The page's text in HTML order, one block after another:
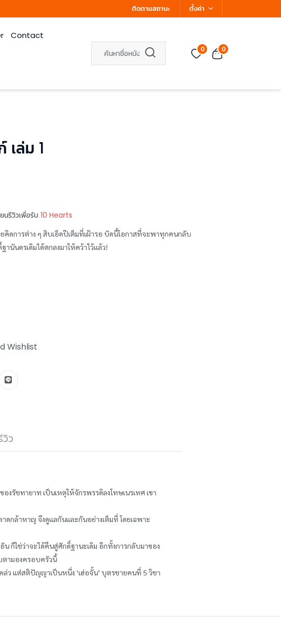
ติดตามสถานะ ตั้งค่า
Contact
0 0
เล่ม 1
นรีวิวเพื่อรับ 10 Hearts
ดการต่าง ๆ สิบเอ็ดปีเต็มที่เฝ้ารอ บัดนี้โอกาสที่จะพาทุกคนกลับ
นันดรเดิมได้ตกลงมาให้คว้าไว้แล้ว!
Wishlist
วิว
งรัชทายาท เป็นเหตุให้จักรพรรดิลงโทษเนรเทศ เขา
ดกล้าหาญ จึงดูแลกันและกันอย่างเต็มที่ โดยเฉพาะ
ก็ใช่ว่าจะได้คืนสู่ศักดิ์ฐานะเดิม อีกทั้งการกลับมาของ
ตามองครอบครัวนี้
ล่ว แต่สติปัญญาเป็นหนึ่ง ‘เฮ่อจั้น’ บุตรชายคนที่ 5 วิชา